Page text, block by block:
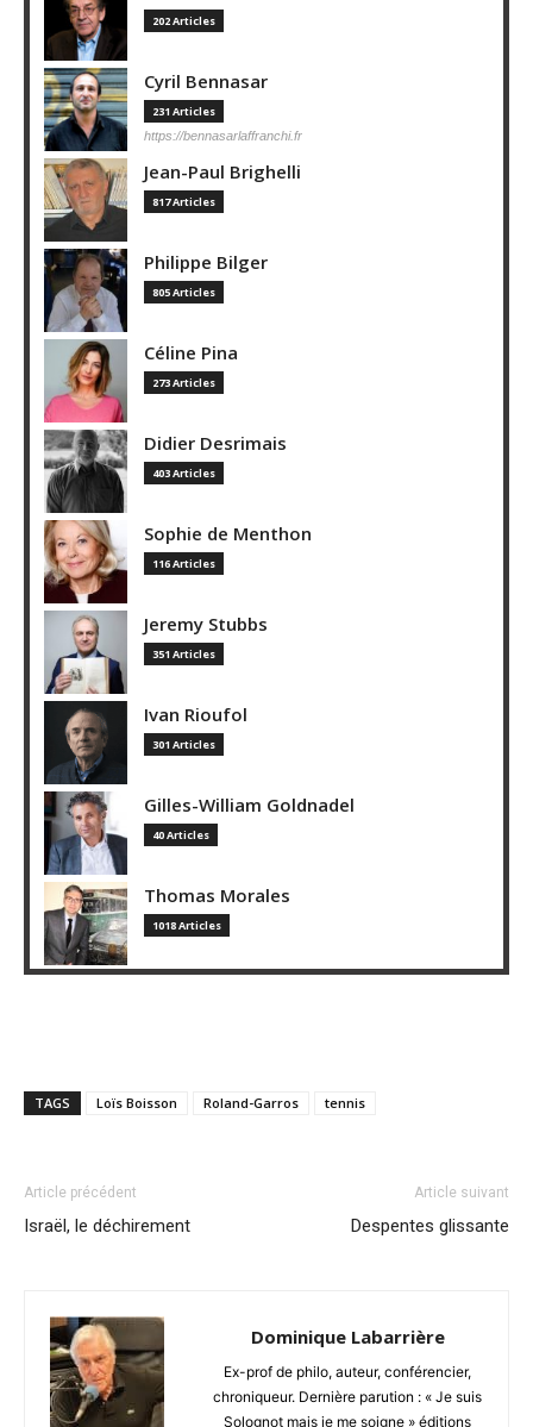
202 Articles
Cyril Bennasar
231 Articles
https://bennasarlaffranchi.fr
Jean-Paul Brighelli
817 Articles
Philippe Bilger
805 Articles
Céline Pina
273 Articles
Didier Desrimais
403 Articles
Sophie de Menthon
116 Articles
Jeremy Stubbs
351 Articles
Ivan Rioufol
301 Articles
Gilles-William Goldnadel
40 Articles
Thomas Morales
1018 Articles
TAGS Loïs Boisson Roland-Garros tennis
Article précédent
Israël, le déchirement
Article suivant
Despentes glissante
Dominique Labarrière
Ex-prof de philo, auteur, conférencier,
chroniqueur. Dernière parution : « Je suis
Solognot mais je me soigne » éditions